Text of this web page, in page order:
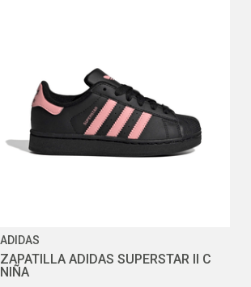
ADIDAS
ZAPATILLA ADIDAS SUPERSTAR II C
NIÑA